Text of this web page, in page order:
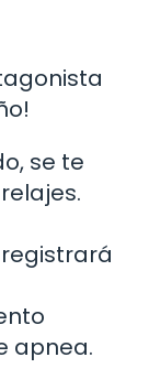
se te
apnea.